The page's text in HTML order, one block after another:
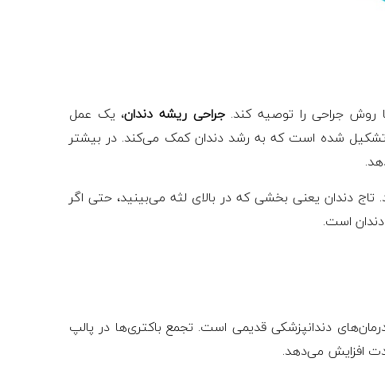
روش جراحی را توصیه کند.جراحی ریشه دندان، یک عمل
تشکیل شده است که به رشد دندان کمک می‌کند. در بیشتر
دندان یعنی بخشی که در بالای لثه می‌بینید، حتی اگر
دندان است.
دندانپزشکی قدیمی است. تجمع باکتری‌ها در پالپ
افزایش می‌دهد.